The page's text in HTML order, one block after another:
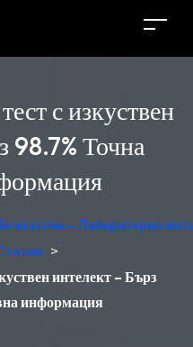
с изкуствен
98.7% Точна
– Лабораторна
>
интелект – Бърз
информация